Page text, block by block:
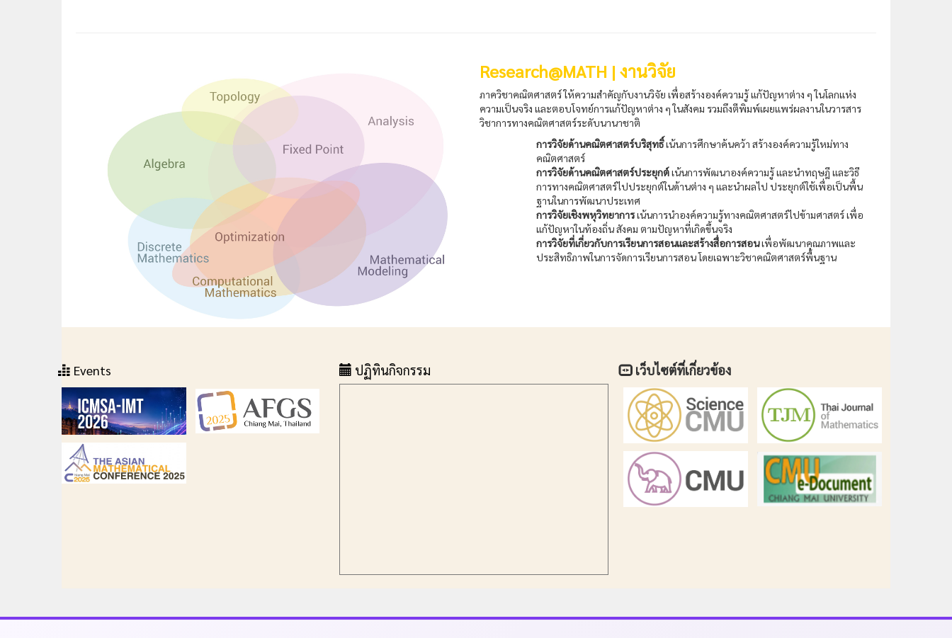
Research@MATH | งานวิจัย
ภาควิชาคณิตศาสตร์ ให้ความสำคัญกับงานวิจัย เพื่อสร้างองค์ความรู้ แก้ปัญหาต่าง ๆ ในโลกแห่ง
ความเป็นจริง และตอบโจทย์การแก้ปัญหาต่าง ๆ ในสังคม รวมถึงตีพิมพ์เผยแพร่ผลงานในวารสาร
วิชาการทางคณิตศาสตร์ระดับนานาชาติ
การวิจัยด้านคณิตศาสตร์บริสุทธิ์เน้นการศึกษาค้นคว้า สร้างองค์ความรู้ใหม่ทาง
คณิตศาสตร์
การวิจัยด้านคณิตศาสตร์ประยุกต์เน้นการพัฒนาองค์ความรู้ และนำทฤษฎี และวิธี
การทางคณิตศาสตร์ไปประยุกต์ในด้านต่าง ๆ และนำผลไป ประยุกต์ใช้เพื่อเป็นพื้น
ฐานในการพัฒนาประเทศ
การวิจัยเชิงพหุวิทยาการเน้นการนำองค์ความรู้ทางคณิตศาสตร์ไปข้ามศาสตร์ เพื่อ
แก้ปัญหาในท้องถิ่น สังคม ตามปัญหาที่เกิดขึ้นจริง
การวิจัยที่เกี่ยวกับการเรียนการสอนและสร้างสื่อการสอนเพื่อพัฒนาคุณภาพและ
ประสิทธิภาพในการจัดการเรียนการสอน โดยเฉพาะวิชาคณิตศาสตร์พื้นฐาน
Events ปฏิทินกิจกรรม เว็บไซต์ที่เกี่ยวข้อง